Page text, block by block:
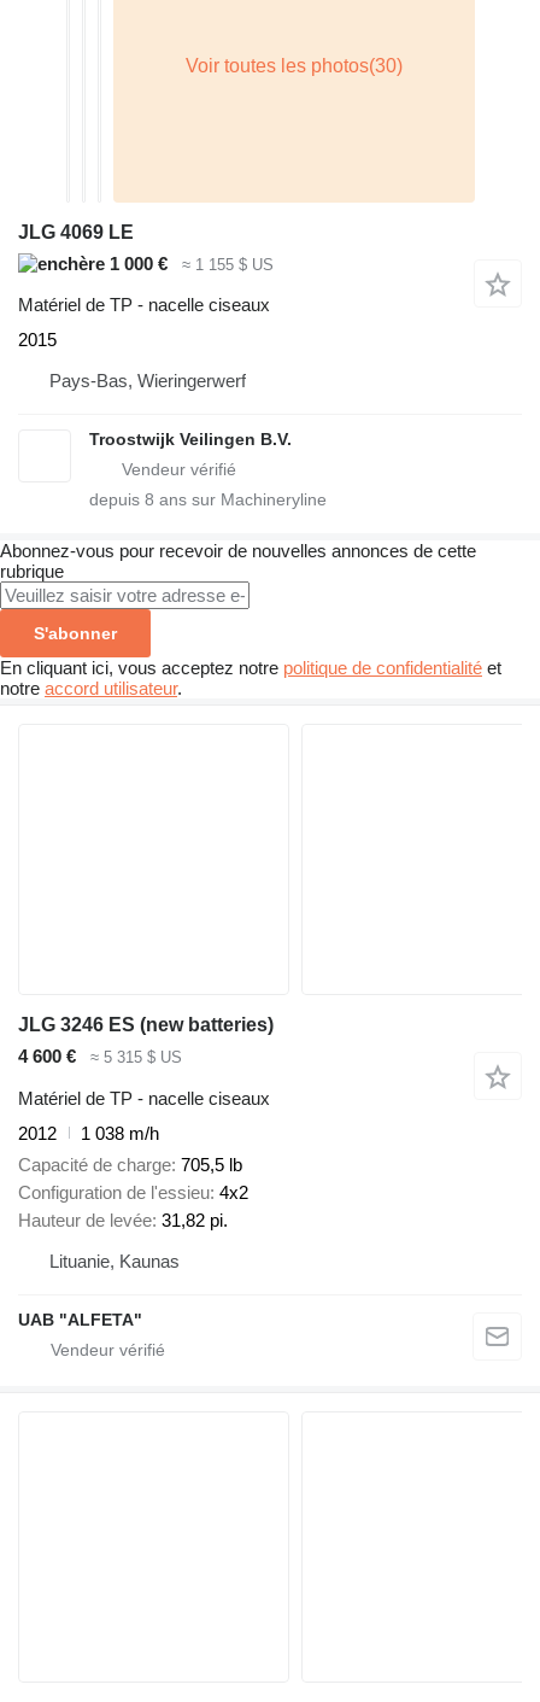
JLG 4069 LE
1 000 €
≈ 1 155 $ US
Matériel de TP - nacelle ciseaux
2015
Pays-Bas, Wieringerwerf
Troostwijk Veilingen B.V.
depuis 8 ans sur Machineryline
Abonnez-vous pour recevoir de nouvelles annonces de cette
rubrique
S'abonner
En cliquant ici, vous acceptez notre politique de confidentialité et
notre accord utilisateur.
JLG 3246 ES (new batteries)
4 600 €
≈ 5 315 $ US
Matériel de TP - nacelle ciseaux
2012
1 038 m/h
Capacité de charge 705,5 lb
Configuration de l'essieu 4x2
Hauteur de levée 31,82 pi.
Lituanie, Kaunas
UAB "ALFETA"